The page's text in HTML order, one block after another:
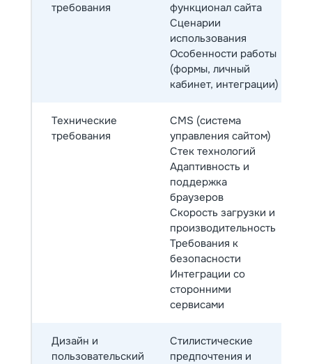
требования
функционал сайта
Сценарии
использования
Особенности работы
(формы, личный
кабинет, интеграции)
Технические
требования
CMS (система
управления сайтом)
Стек технологий
Адаптивность и
поддержка
браузеров
Скорость загрузки и
производительность
Требования к
безопасности
Интеграции со
сторонними
сервисами
Дизайн и
пользовательский
Стилистические
предпочтения и